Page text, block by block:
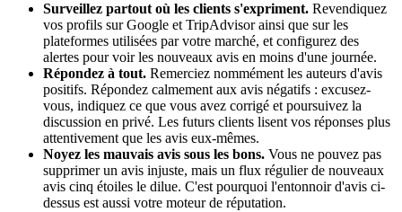
Surveillez partout où les clients s'expriment. Revendiquez
vos profils sur Google et TripAdvisor ainsi que sur les
plateformes utilisées par votre marché, et configurez des
alertes pour voir les nouveaux avis en moins d'une journée.
Répondez à tout. Remerciez nommément les auteurs d'avis
positifs. Répondez calmement aux avis négatifs : excusez-
vous, indiquez ce que vous avez corrigé et poursuivez la
discussion en privé. Les futurs clients lisent vos réponses plus
attentivement que les avis eux-mêmes.
Noyez les mauvais avis sous les bons. Vous ne pouvez pas
supprimer un avis injuste, mais un flux régulier de nouveaux
avis cinq étoiles le dilue. C'est pourquoi l'entonnoir d'avis ci-
dessus est aussi votre moteur de réputation.